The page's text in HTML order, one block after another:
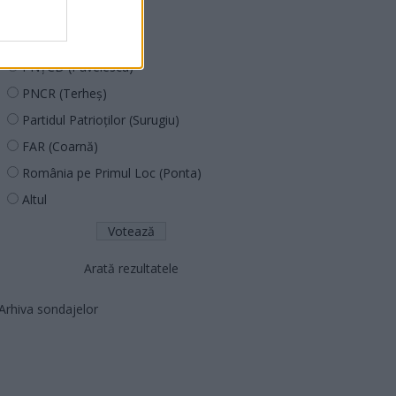
PUSL (D. Voiculescu)
PNȚCD (Pavelescu)
PNCR (Terheș)
Partidul Patrioților (Surugiu)
FAR (Coarnă)
România pe Primul Loc (Ponta)
Altul
Arată rezultatele
sondajelor